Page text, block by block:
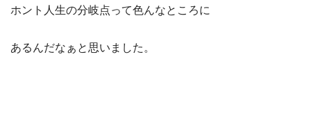
ホント人生の分岐点って色んなところに
あるんだなぁと思いました。